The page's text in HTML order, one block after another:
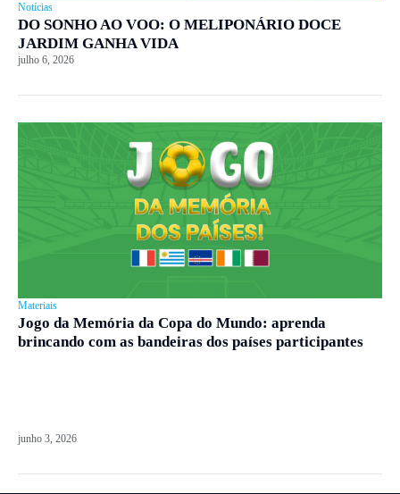
Notícias
DO SONHO AO VOO: O MELIPONÁRIO DOCE
JARDIM GANHA VIDA
julho 6, 2026
Materiais
Jogo da Memória da Copa do Mundo: aprenda
brincando com as bandeiras dos países participantes
junho 3, 2026